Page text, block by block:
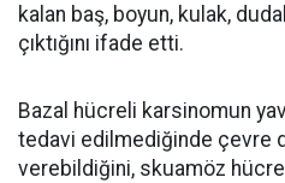
kalan baş, boyun, kulak,
çıktığını ifade etti.
Bazal hücreli karsinomun
tedavi edilmediğinde çevre
verebildiğini, skuamöz